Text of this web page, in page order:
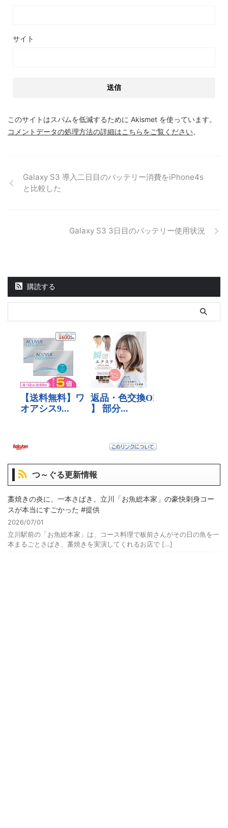
サイト
このサイトはスパムを低減するために Akismet を使っています。
コメントデータの処理方法の詳細はこちらをご覧ください。
Galaxy S3 導入二日目のバッテリー消費をiPhone4s
と比較した
Galaxy S3 3日目のバッテリー使用状況
購読する
つ～ぐる更新情報
藁焼きの炎に、一本さばき。立川「お魚総本家」の豪快刺身コー
スが本当にすごかった #提供
2026/07/01
立川駅前の「お魚総本家」は、コース料理で板前さんがその日の魚を一
本まるごとさばき、藁焼きを実演してくれるお店で […]